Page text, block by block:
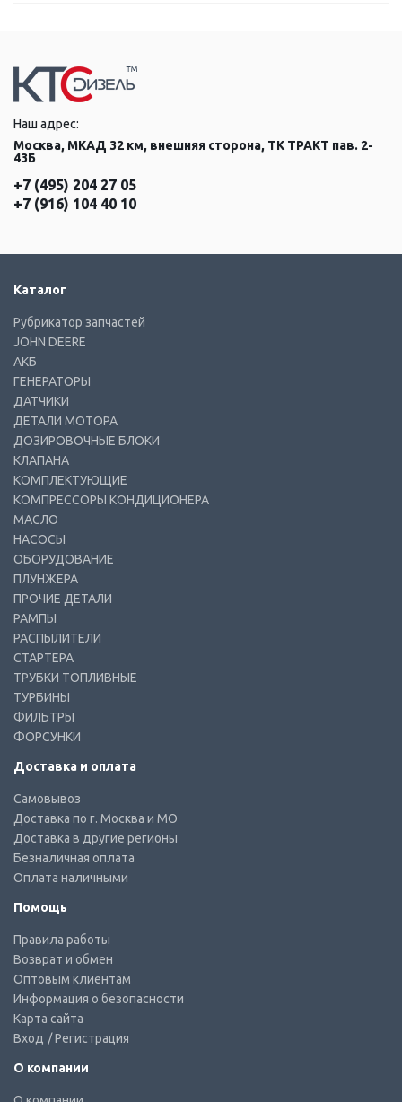
Наш адрес:
Москва, МКАД 32 км, внешняя сторона, ТК ТРАКТ пав. 2-
43Б
+7 (495) 204 27 05
+7 (916) 104 40 10
Каталог
Рубрикатор запчастей
JOHN DEERE
АКБ
ГЕНЕРАТОРЫ
ДАТЧИКИ
ДЕТАЛИ МОТОРА
ДОЗИРОВОЧНЫЕ БЛОКИ
КЛАПАНА
КОМПЛЕКТУЮЩИЕ
КОМПРЕССОРЫ КОНДИЦИОНЕРА
МАСЛО
НАСОСЫ
ОБОРУДОВАНИЕ
ПЛУНЖЕРА
ПРОЧИЕ ДЕТАЛИ
РАМПЫ
РАСПЫЛИТЕЛИ
СТАРТЕРА
ТРУБКИ ТОПЛИВНЫЕ
ТУРБИНЫ
ФИЛЬТРЫ
ФОРСУНКИ
Доставка и оплата
Самовывоз
Доставка по г. Москва и МО
Доставка в другие регионы
Безналичная оплата
Оплата наличными
Помощь
Правила работы
Возврат и обмен
Оптовым клиентам
Информация о безопасности
Карта сайта
Вход / Регистрация
О компании